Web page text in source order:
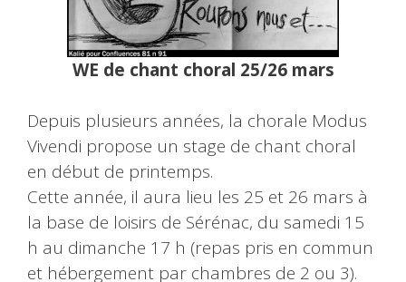
WE de chant choral 25/26 mars
Depuis plusieurs années, la chorale Modus
Vivendi propose un stage de chant choral
en début de printemps.
Cette année, il aura lieu les 25 et 26 mars à
la base de loisirs de Sérénac, du samedi 15
h au dimanche 17 h (repas pris en commun
et hébergement par chambres de 2 ou 3).